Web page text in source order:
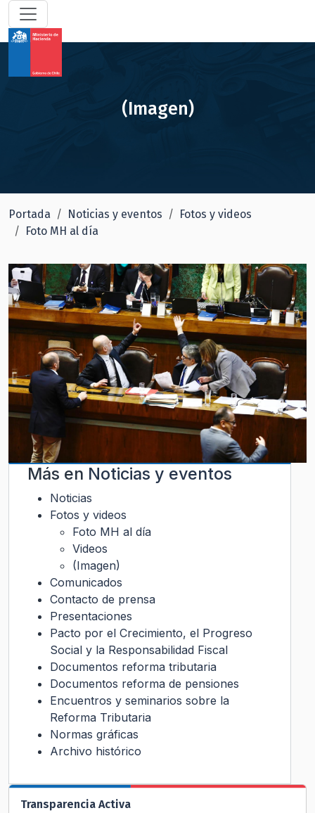
(Imagen)
Portada Noticias y eventos
Fotos y videos
Foto MH al día
Más en Noticias y eventos
Noticias
Fotos y videos
Foto MH al día
Videos
(Imagen)
Comunicados
Contacto de prensa
Presentaciones
Pacto por el Crecimiento, el Progreso
Social y la Responsabilidad Fiscal
Documentos reforma tributaria
Documentos reforma de pensiones
Encuentros y seminarios sobre la
Reforma Tributaria
Normas gráficas
Archivo histórico
Transparencia Activa